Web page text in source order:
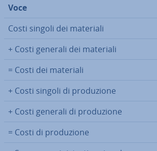
Voce
Costi singoli dei materiali
+ Costi generali dei materiali
= Costi dei materiali
+ Costi singoli di pro­du­zio­ne
+ Costi generali di pro­du­zio­ne
= Costi di pro­du­zio­ne